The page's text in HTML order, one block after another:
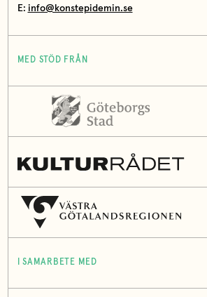
E: info@konstepidemin.se
MED STÖD FRÅN
I SAMARBETE MED